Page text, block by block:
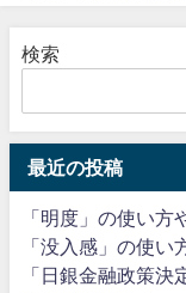
検索
最近の投稿
「明度」の使い方
「没入感」の使い
「日銀金融政策